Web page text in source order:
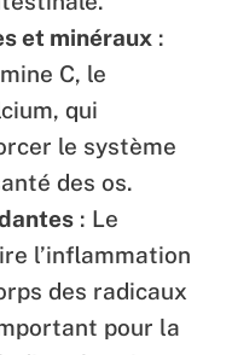
et minéraux :
C, le
qui
le système
des os.
: Le
l’inflammation
des radicaux
pour la